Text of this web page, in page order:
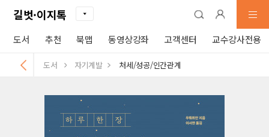
길벗·이지톡
도서 추천 북맵 동영상강좌 고객센터 교수강사전용
도서 자기계발 처세/성공/인간관계